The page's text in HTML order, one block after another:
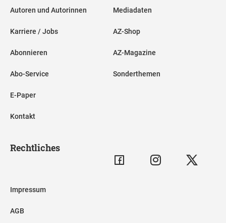
Autoren und Autorinnen
Karriere / Jobs
Abonnieren
Abo-Service
E-Paper
Kontakt
Mediadaten
AZ-Shop
AZ-Magazine
Sonderthemen
Rechtliches
Impressum
AGB